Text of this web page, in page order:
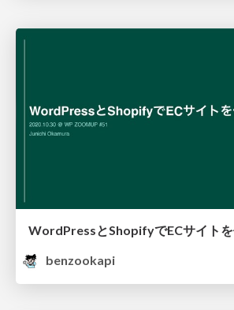
WordPressとShopifyでECサイトを
benzookapi